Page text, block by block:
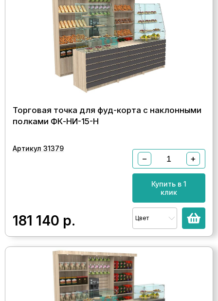
Торговая точка для фуд-корта с наклонными
полками ФК-НИ-15-Н
Артикул 31379
181 140 р.
− +
Купить в 1
клик
Цвет